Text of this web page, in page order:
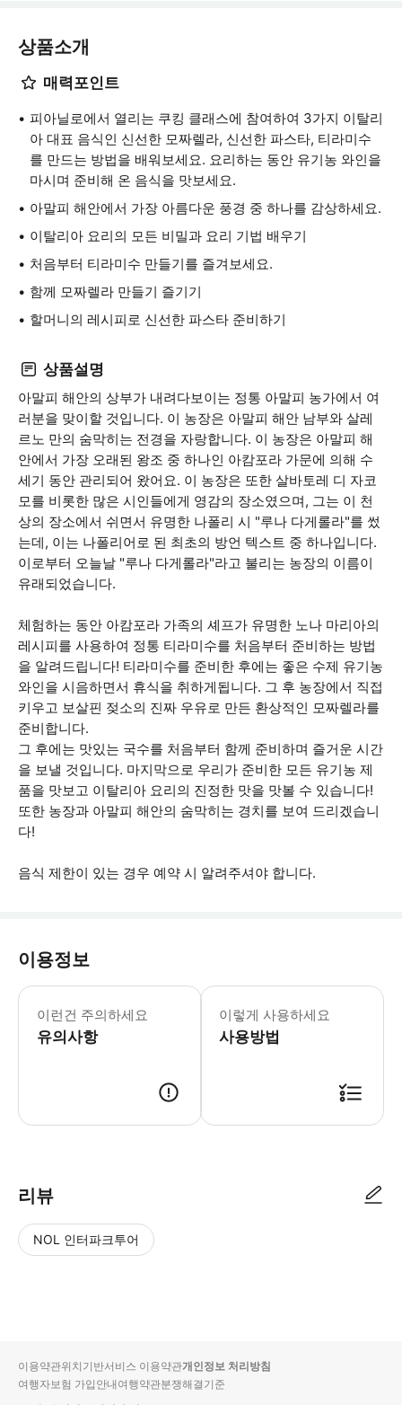
상품소개
매력포인트
피아닐로에서 열리는 쿠킹 클래스에 참여하여 3가지 이탈리
아 대표 음식인 신선한 모짜렐라, 신선한 파스타, 티라미수
를 만드는 방법을 배워보세요. 요리하는 동안 유기농 와인을
마시며 준비해 온 음식을 맛보세요.
아말피 해안에서 가장 아름다운 풍경 중 하나를 감상하세요.
이탈리아 요리의 모든 비밀과 요리 기법 배우기
처음부터 티라미수 만들기를 즐겨보세요.
함께 모짜렐라 만들기 즐기기
할머니의 레시피로 신선한 파스타 준비하기
상품설명
아말피 해안의 상부가 내려다보이는 정통 아말피 농가에서 여
러분을 맞이할 것입니다. 이 농장은 아말피 해안 남부와 살레
르노 만의 숨막히는 전경을 자랑합니다. 이 농장은 아말피 해
안에서 가장 오래된 왕조 중 하나인 아캄포라 가문에 의해 수
세기 동안 관리되어 왔어요. 이 농장은 또한 살바토레 디 자코
모를 비롯한 많은 시인들에게 영감의 장소였으며, 그는 이 천
상의 장소에서 쉬면서 유명한 나폴리 시 "루나 다게롤라"를 썼
는데, 이는 나폴리어로 된 최초의 방언 텍스트 중 하나입니다.
이로부터 오늘날 "루나 다게롤라"라고 불리는 농장의 이름이
유래되었습니다.
체험하는 동안 아캄포라 가족의 셰프가 유명한 노나 마리아의
레시피를 사용하여 정통 티라미수를 처음부터 준비하는 방법
을 알려드립니다! 티라미수를 준비한 후에는 좋은 수제 유기농
와인을 시음하면서 휴식을 취하게됩니다. 그 후 농장에서 직접
키우고 보살핀 젖소의 진짜 우유로 만든 환상적인 모짜렐라를
준비합니다.
그 후에는 맛있는 국수를 처음부터 함께 준비하며 즐거운 시간
을 보낼 것입니다. 마지막으로 우리가 준비한 모든 유기농 제
품을 맛보고 이탈리아 요리의 진정한 맛을 맛볼 수 있습니다!
또한 농장과 아말피 해안의 숨막히는 경치를 보여 드리겠습니
다!
음식 제한이 있는 경우 예약 시 알려주셔야 합니다.
이용정보
이런건 주의하세요
유의사항
* 소요시간 : 60분-180분 (옵션에 따
이렇게 사용하세요
사용방법
리뷰
NOL 인터파크투어
입니
다.
순
상
이용약관위치기반서비스 이용약관개인정보 처리방침
여행자보험 가입안내여행약관분쟁해결기준